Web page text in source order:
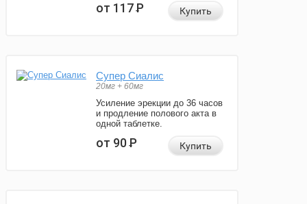
от 117Р Купить
Супер Сиалис
20мг + 60мг
Усиление эрекции до 36 часов
и продление полового акта в
одной таблетке.
от 90Р Купить